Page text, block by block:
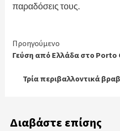
παραδόσεις τους.
Continue
Reading
Προηγούμενο
Γεύση από Ελλάδα στο
Τρία περιβαλλοντικά
Διαβάστε επίσης